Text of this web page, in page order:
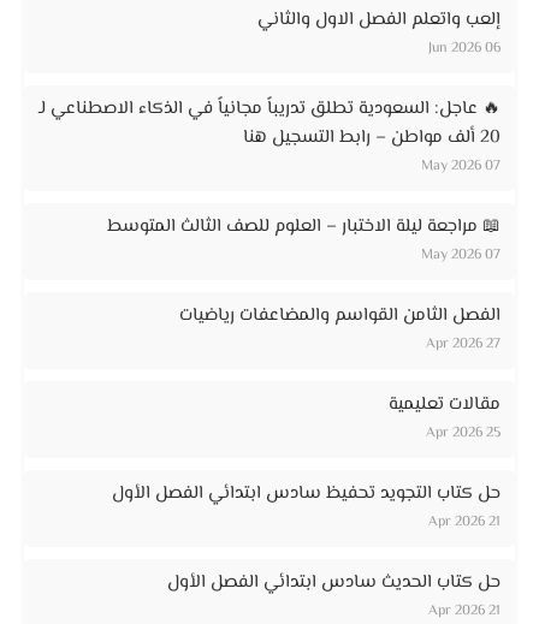
إلعب واتعلم الفصل الاول والثاني
06 Jun 2026
🔥 عاجل: السعودية تطلق تدريباً مجانياً في الذكاء الاصطناعي لـ
20 ألف مواطن – رابط التسجيل هنا
07 May 2026
📖 مراجعة ليلة الاختبار – العلوم للصف الثالث المتوسط
07 May 2026
الفصل الثامن القواسم والمضاعفات رياضيات
27 Apr 2026
مقالات تعليمية
25 Apr 2026
حل كتاب التجويد تحفيظ سادس ابتدائي الفصل الأول
21 Apr 2026
حل كتاب الحديث سادس ابتدائي الفصل الأول
21 Apr 2026